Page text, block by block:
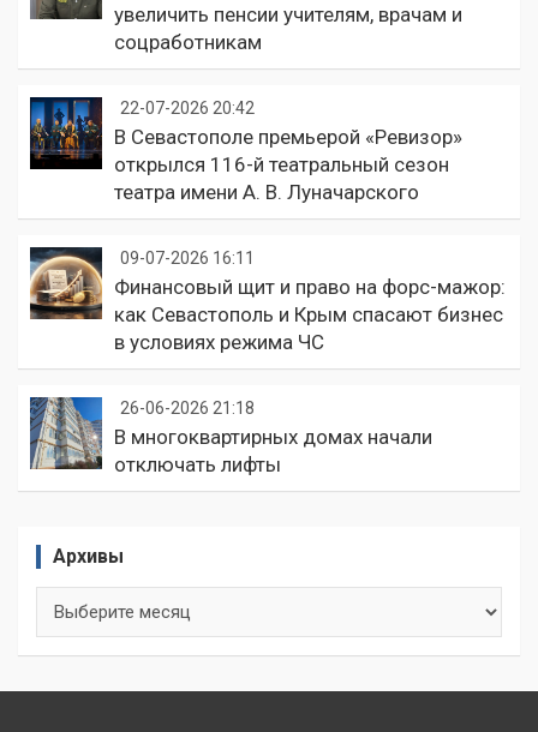
увеличить пенсии учителям, врачам и
соцработникам
22-07-2026 20:42
В Севастополе премьерой «Ревизор»
открылся 116-й театральный сезон
театра имени А. В. Луначарского
09-07-2026 16:11
Финансовый щит и право на форс-мажор:
как Севастополь и Крым спасают бизнес
в условиях режима ЧС
26-06-2026 21:18
В многоквартирных домах начали
отключать лифты
Архивы